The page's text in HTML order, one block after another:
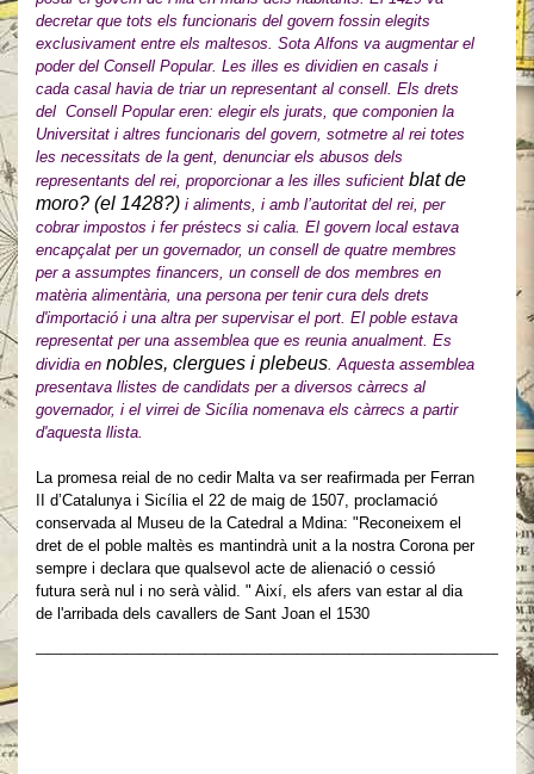
decretar que tots els funcionaris del govern fossin elegits
exclusivament entre els maltesos. Sota Alfons va augmentar el
poder del Consell Popular. Les illes es dividien en casals i
cada casal havia de triar un representant al consell. Els drets
del Consell Popular eren: elegir els jurats, que componien la
Universitat i altres funcionaris del govern, sotmetre al rei totes
les necessitats de la gent, denunciar els abusos dels
representants del rei, proporcionar a les illes suficient blat de
moro? (el 1428?) i aliments, i amb l’autoritat del rei, per
cobrar impostos i fer préstecs si calia. El govern local estava
encapçalat per un governador, un consell de quatre membres
per a assumptes financers, un consell de dos membres en
matèria alimentària, una persona per tenir cura dels drets
d'importació i una altra per supervisar el port. El poble estava
representat per una assemblea que es reunia anualment. Es
dividia en nobles, clergues i plebeus. Aquesta assemblea
presentava llistes de candidats per a diversos càrrecs al
governador, i el virrei de Sicília nomenava els càrrecs a partir
d'aquesta llista.
La promesa reial de no cedir Malta va ser reafirmada per Ferran
II d’Catalunya i Sicília el 22 de maig de 1507, proclamació
conservada al Museu de la Catedral a Mdina: "Reconeixem el
dret de el poble maltès es mantindrà unit a la nostra Corona per
sempre i declara que qualsevol acte de alienació o cessió
futura serà nul i no serà vàlid. " Així, els afers van estar al dia
de l'arribada dels cavallers de Sant Joan el 1530